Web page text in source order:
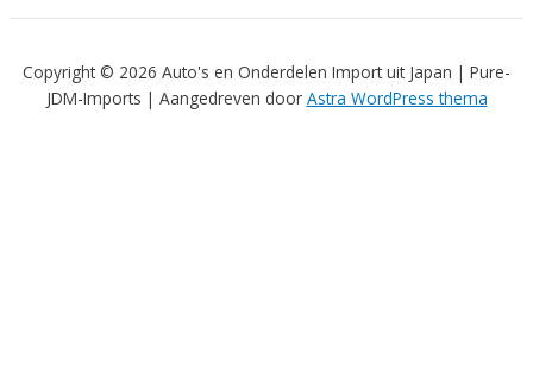
Copyright © 2026 Auto's en Onderdelen Import uit Japan | Pure-
JDM-Imports | Aangedreven door Astra WordPress thema